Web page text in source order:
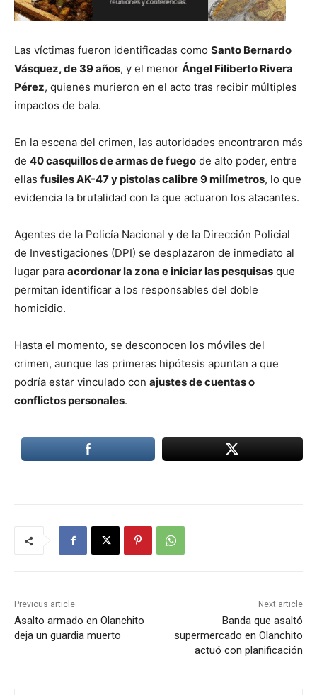
Las víctimas fueron identificadas como Santo Bernardo
Vásquez, de 39 años, y el menor Ángel Filiberto Rivera
Pérez, quienes murieron en el acto tras recibir múltiples
impactos de bala.
En la escena del crimen, las autoridades encontraron más
de 40 casquillos de armas de fuego de alto poder, entre
ellas fusiles AK-47 y pistolas calibre 9 milímetros, lo que
evidencia la brutalidad con la que actuaron los atacantes.
Agentes de la Policía Nacional y de la Dirección Policial
de Investigaciones (DPI) se desplazaron de inmediato al
lugar para acordonar la zona e iniciar las pesquisas que
permitan identificar a los responsables del doble
homicidio.
Hasta el momento, se desconocen los móviles del
crimen, aunque las primeras hipótesis apuntan a que
podría estar vinculado con ajustes de cuentas o
conflictos personales.
Previous article
Asalto armado en Olanchito
deja un guardia muerto
Next article
Banda que asaltó
supermercado en Olanchito
actuó con planificación